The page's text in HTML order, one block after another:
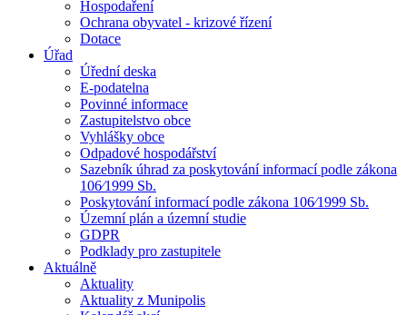
Hospodaření
Ochrana obyvatel - krizové řízení
Dotace
Úřad
Úřední deska
E-podatelna
Povinné informace
Zastupitelstvo obce
Vyhlášky obce
Odpadové hospodářství
Sazebník úhrad za poskytování informací podle zákona
106⁄1999 Sb.
Poskytování informací podle zákona 106⁄1999 Sb.
Územní plán a územní studie
GDPR
Podklady pro zastupitele
Aktuálně
Aktuality
Aktuality z Munipolis